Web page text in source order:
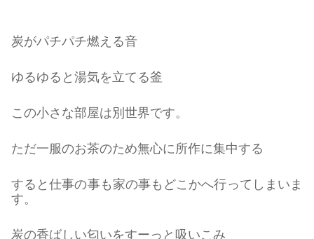
炭がパチパチ燃える音
ゆるゆると湯気を立てる釜
この小さな部屋は別世界です。
ただ一服のお茶のため無心に所作に集中する
すると仕事の事も家の事もどこかへ行ってしまいま
す。
炭の香ばしい匂いをすーっと吸いこみ